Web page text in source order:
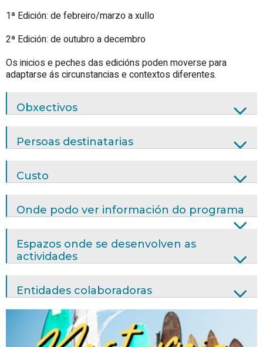
1ª Edición: de febreiro/marzo a xullo
2ª Edición: de outubro a decembro
Os inicios e peches das edicións poden moverse para
adaptarse ás circunstancias e contextos diferentes.
Obxectivos
Persoas destinatarias
Custo
Onde podo ver información do programa
Espazos onde se desenvolven as
actividades
Entidades colaboradoras